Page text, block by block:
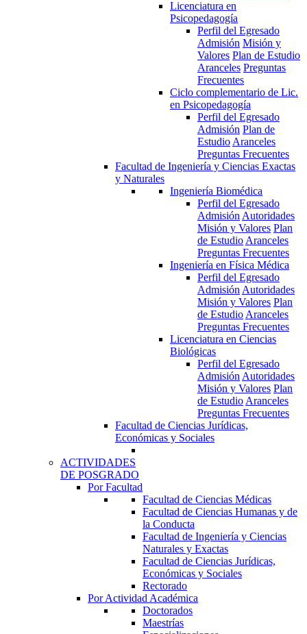
Licenciatura en
Psicopedagogía
Perfil del Egresado
Admisión Misión y
Valores Plan de Estudio
Aranceles Preguntas
Frecuentes
Ciclo complementario de Lic.
en Psicopedagogía
Perfil del Egresado
Admisión Plan de
EstudioAranceles
Preguntas Frecuentes
Facultad de Ingeniería y Ciencias Exactas
y Naturales
Ingeniería Biomédica
Perfil del Egresado
AdmisiónAutoridades
Misión y Valores Plan
de EstudioAranceles
Preguntas Frecuentes
Ingeniería en Física Médica
Perfil del Egresado
AdmisiónAutoridades
Misión y Valores Plan
de EstudioAranceles
Preguntas Frecuentes
Licenciatura en Ciencias
Biológicas
Perfil del Egresado
AdmisiónAutoridades
Misión y Valores Plan
de EstudioAranceles
Preguntas Frecuentes
Facultad de Ciencias Jurídicas,
Económicas y Sociales
ACTIVIDADES
DE POSGRADO
Por Facultad
Facultad de Ciencias Médicas
Facultad de Ciencias Humanas y de
la Conducta
Facultad de Ingeniería y Ciencias
Naturales y Exactas
Facultad de Ciencias Jurídicas,
Económicas y Sociales
Rectorado
Por Actividad Académica
Doctorados
Maestrías